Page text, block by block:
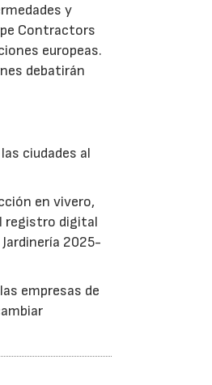
y
Contractors
europeas.
debatirán
ciudades al
en vivero,
registro digital
2025-
empresas de